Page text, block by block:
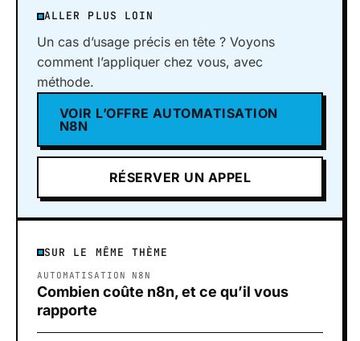
ALLER PLUS LOIN
Un cas d’usage précis en tête ? Voyons
comment l’appliquer chez vous, avec
méthode.
VOIR L’OFFRE AUTOMATISATION
N8N
RÉSERVER UN APPEL
SUR LE MÊME THÈME
AUTOMATISATION N8N
Combien coûte n8n, et ce qu’il vous
rapporte